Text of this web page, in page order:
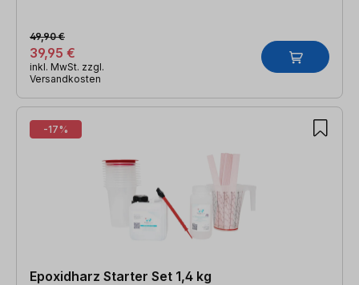
39,95 €
49,90 €
inkl. MwSt. zzgl.
Versandkosten
-17%
Epoxidharz Starter Set 1,4 kg